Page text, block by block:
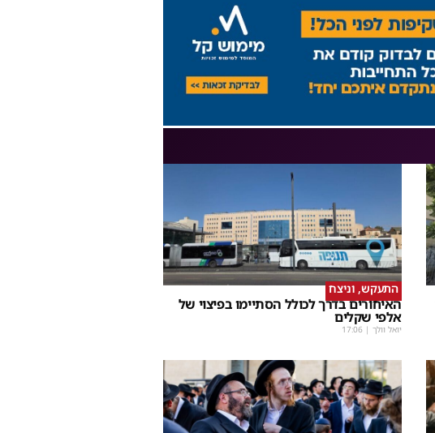
התעקש, וניצח
האיחורים בדרך לכולל הסתיימו בפיצוי של
אלפי שקלים
יואל וולך |
17:06